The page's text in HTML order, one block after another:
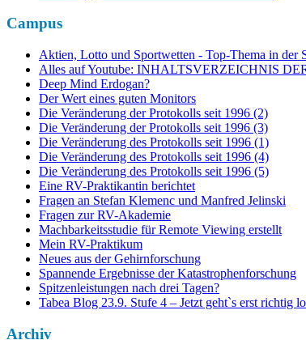
Campus
Aktien, Lotto und Sportwetten - Top-Thema in der
Alles auf Youtube: INHALTSVERZEICHNIS
Deep Mind Erdogan?
Der Wert eines guten Monitors
Die Veränderung der Protokolls seit 1996 (2)
Die Veränderung der Protokolls seit 1996 (3)
Die Veränderung des Protokolls seit 1996 (1)
Die Veränderung des Protokolls seit 1996 (4)
Die Veränderung des Protokolls seit 1996 (5)
Eine RV-Praktikantin berichtet
Fragen an Stefan Klemenc und Manfred Jelinski
Fragen zur RV-Akademie
Machbarkeitsstudie für Remote Viewing erstellt
Mein RV-Praktikum
Neues aus der Gehirnforschung
Spannende Ergebnisse der Katastrophenforschung
Spitzenleistungen nach drei Tagen?
Tabea Blog 23.9. Stufe 4 – Jetzt geht`s erst richtig
Archiv